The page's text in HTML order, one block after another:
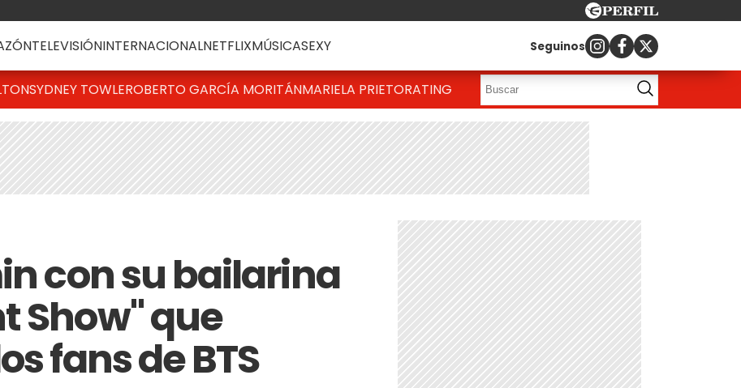
TELEVISIÓNINTERNACIONALNETFLIXMÚSICASEXY Seguinos
SYDNEY TOWLEROBERTO GARCÍA MORITÁNMARIELA PRIETORATING
con su bailarina
Show" que
fans de BTS